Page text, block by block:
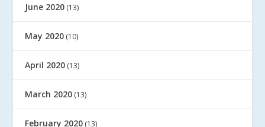
June 2020 (13)
May 2020 (10)
April 2020 (13)
March 2020 (13)
February 2020 (13)